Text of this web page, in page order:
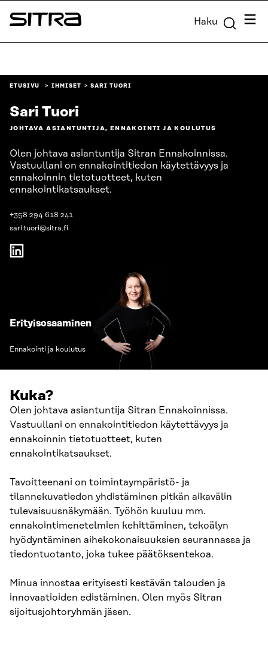
Siirry
suoraan
Sitra Haku
ETUSIVU IHMISET SARI TUORI
Sari Tuori
JOHTAVA ASIANTUNTIJA, ENNAKOINTI JA KOULUTUS
Olen johtava asiantuntija Sitran Ennakoinnissa.
Vastuullani on ennakointitiedon käytettävyys ja
ennakoinnin tietotuotteet, kuten
ennakointikatsaukset.
+358 294 618 241
sari.tuori@sitra.fi
Erityisosaaminen
Ennakointi ja koulutus
Kuka?
Olen johtava asiantuntija Sitran Ennakoinnissa.
Vastuullani on ennakointitiedon käytettävyys ja
ennakoinnin tietotuotteet, kuten
ennakointikatsaukset.
Tavoitteenani on toimintaympäristö- ja
tilannekuvatiedon yhdistäminen pitkän aikavälin
tulevaisuusnäkymään. Työhön kuuluu mm.
ennakointimenetelmien kehittäminen, tekoälyn
hyödyntäminen aihekokonaisuuksien seurannassa ja
tiedontuotanto, joka tukee päätöksentekoa.
Minua innostaa erityisesti kestävän talouden ja
innovaatioiden edistäminen. Olen myös Sitran
sijoitusjohtoryhmän jäsen.